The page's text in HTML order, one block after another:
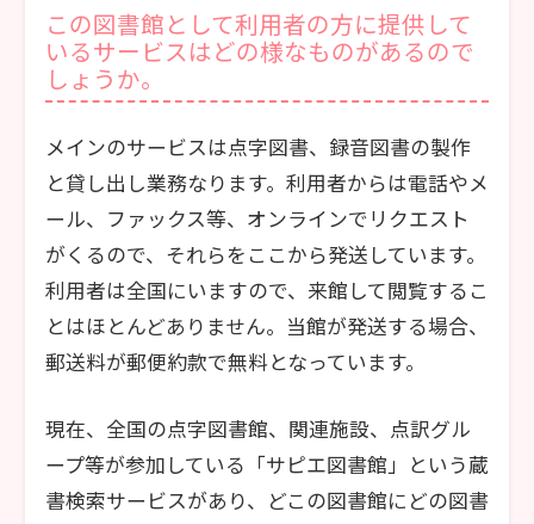
この図書館として利用者の方に提供して
いるサービスはどの様なものがあるので
しょうか。
メインのサービスは点字図書、録音図書の製作
と貸し出し業務なります。利用者からは電話やメ
ール、ファックス等、オンラインでリクエスト
がくるので、それらをここから発送しています。
利用者は全国にいますので、来館して閲覧するこ
とはほとんどありません。当館が発送する場合、
郵送料が郵便約款で無料となっています。
現在、全国の点字図書館、関連施設、点訳グル
ープ等が参加している「サピエ図書館」という蔵
書検索サービスがあり、どこの図書館にどの図書